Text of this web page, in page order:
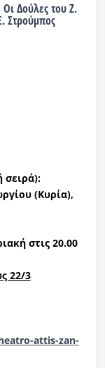
Δούλες του Ζ.
Στρούμπος
σειρά):
υ (Κυρία),
στις 20.00
22/3
attis-zan-